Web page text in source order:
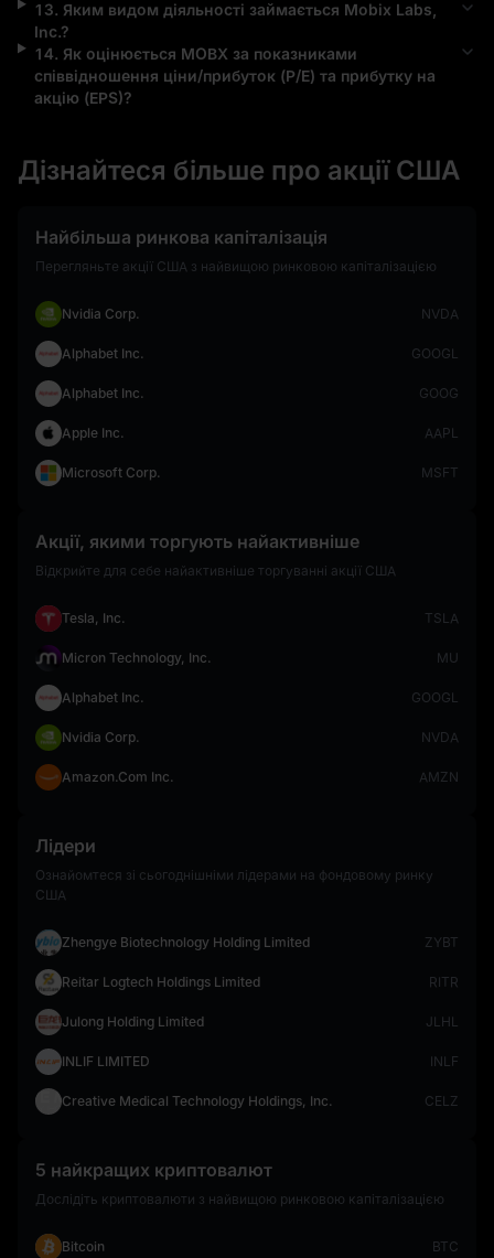
13. Яким видом діяльності займається Mobix Labs,
Inc.?
14. Як оцінюється MOBX за показниками
співвідношення ціни/прибуток (P/E) та прибутку на
акцію (EPS)?
Дізнайтеся більше про акції США
Найбільша ринкова капіталізація
Перегляньте акції США з найвищою ринковою капіталізацією
Nvidia Corp. NVDA
Alphabet Inc. GOOGL
Alphabet Inc. GOOG
Apple Inc. AAPL
Microsoft Corp. MSFT
Акції, якими торгують найактивніше
Відкрийте для себе найактивніше торгуванні акції США
Tesla, Inc. TSLA
Micron Technology, Inc. MU
Alphabet Inc. GOOGL
Nvidia Corp. NVDA
Amazon.Com Inc. AMZN
Лідери
Ознайомтеся зі сьогоднішніми лідерами на фондовому ринку
США
Zhengye Biotechnology Holding Limited ZYBT
Reitar Logtech Holdings Limited RITR
Julong Holding Limited JLHL
INLIF LIMITED INLF
Creative Medical Technology Holdings, Inc. CELZ
5 найкращих криптовалют
Дослідіть криптовалюти з найвищою ринковою капіталізацією
Bitcoin BTC